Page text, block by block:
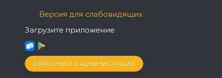
Версия для слабовидящих
Загрузите приложение
ОБРАТИТЬСЯ К АДМИНИСТРАЦИИ